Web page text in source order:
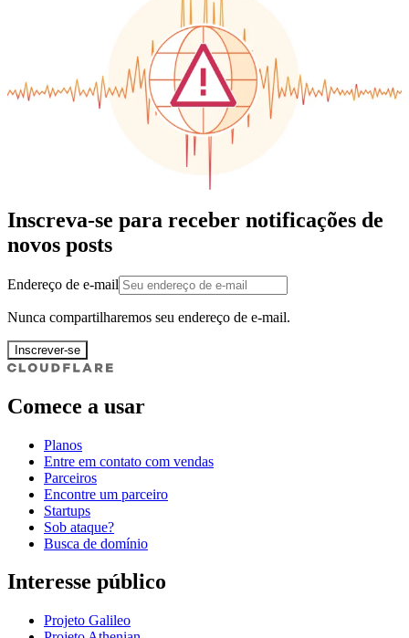
Inscreva-se para receber notificações de
novos posts
Endereço de e-mail
Nunca compartilharemos seu endereço de e-mail.
Inscrever-se
Comece a usar
Planos
Entre em contato com vendas
Parceiros
Encontre um parceiro
Startups
Sob ataque?
Busca de domínio
Interesse público
Projeto Galileo